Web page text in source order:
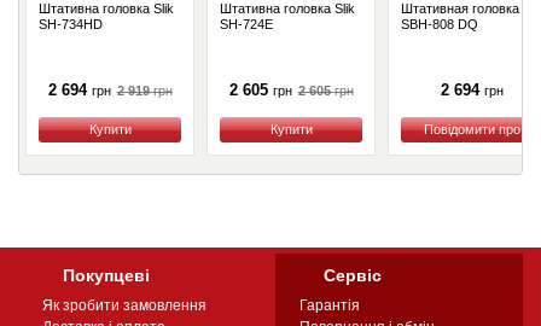
Штативна головка Slik
SH-734HD
2 694 грн 2 919грн
Купити
Штативна головка Slik
SH-724E
2 605 грн 2 605грн
Купити
Штативная головка
SBH-808 DQ
2 694 грн
Купити
Покупцеві
Як зробити замовлення
Сервіс
Гарантія